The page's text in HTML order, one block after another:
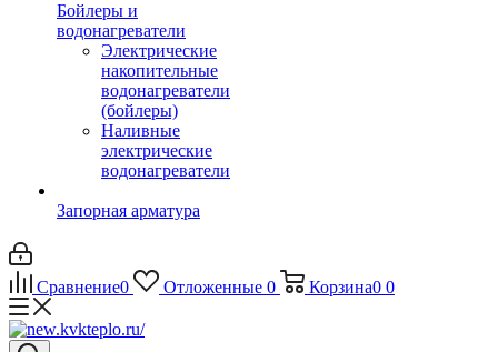
Бойлеры и
водонагреватели
Электрические
накопительные
водонагреватели
(бойлеры)
Наливные
электрические
водонагреватели
Запорная арматура
Сравнение0 Отложенные 0 Корзина0 0